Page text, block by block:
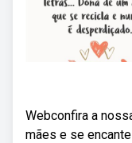
Webconfira a
mães e se